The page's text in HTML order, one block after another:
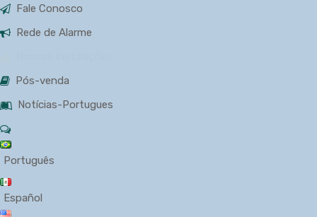
Fale Conosco
Rede de Alarme
Pós-venda
Notícias-Portugues
Português
Español